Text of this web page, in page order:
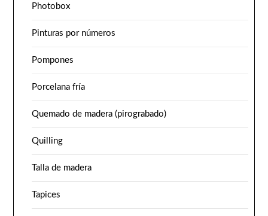
Photobox
Pinturas por números
Pompones
Porcelana fría
Quemado de madera (pirograbado)
Quilling
Talla de madera
Tapices